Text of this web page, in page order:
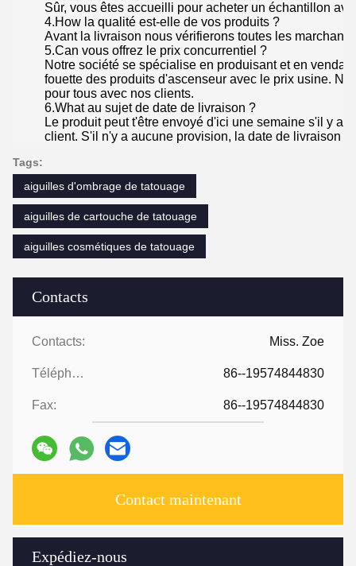
Contacts
Contacts: Miss. Zoe
Téléphone: 86--19574844830
Fax: 86--19574844830
Contact maintenant
Expédiez-nous
Sûr, vous êtes accueilli pour acheter un échantillon
4.How la qualité est-elle de vos produits ?
Avant la livraison nous vérifierons toutes les
5.Can vous offrez le prix concurrentiel ?
Notre société se spécialise en produisant et en
fouette des produits d'ascenseur avec le prix usine.
pour tous avec nos clients.
6.What au sujet de date de livraison ?
Le produit peut t'être envoyé d'ici une semaine s'il y a
client. S'il n'y a aucune provision, la date de livraison
Tags:
aiguilles d'ombrage de tatouage
aiguilles de cartouche de tatouage
aiguilles cosmétiques de tatouage